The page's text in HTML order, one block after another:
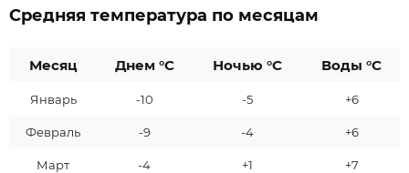
Средняя температура по месяцам
Месяц Днем °C Ночью °C Воды °C
Январь -10 -5 +6
Февраль -9 -4 +6
Март -4 +1 +7